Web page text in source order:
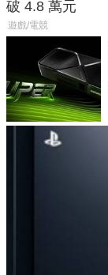
破 4.8 萬元
遊戲/電競